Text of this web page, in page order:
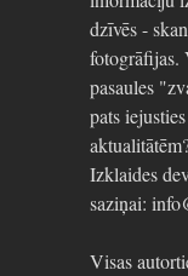
dzīvēs -
fotogrāfijas.
pasaules
pats
Izklaides
saziņai:
Visas